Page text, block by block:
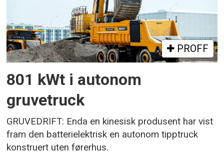
PROFF
801 kWt i autonom
gruvetruck
GRUVEDRIFT: Enda en kinesisk produsent har vist
fram den batterielektrisk en autonom tipptruck
konstruert uten førerhus.